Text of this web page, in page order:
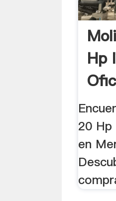
Hp
20
en